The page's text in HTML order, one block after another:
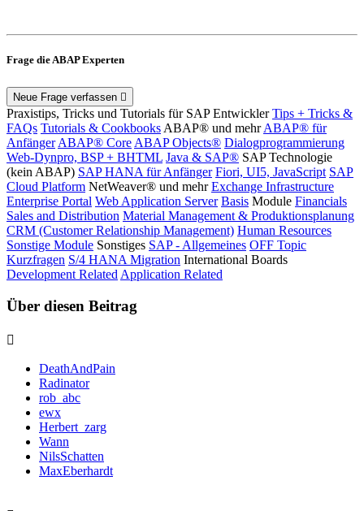
Frage die ABAP Experten
Neue Frage verfassen
Praxistips, Tricks und Tutorials für SAP Entwickler Tips + Tricks &
FAQs Tutorials & Cookbooks ABAP® und mehr ABAP® für
Anfänger ABAP® Core ABAP Objects® Dialogprogrammierung
Web-Dynpro, BSP + BHTML Java & SAP® SAP Technologie
(kein ABAP) SAP HANA für Anfänger Fiori, UI5, JavaScript SAP
Cloud Platform NetWeaver® und mehr Exchange Infrastructure
Enterprise Portal Web Application Server Basis Module Financials
Sales and Distribution Material Management & Produktionsplanung
CRM (Customer Relationship Management) Human Resources
Sonstige Module Sonstiges SAP - Allgemeines OFF Topic
Kurzfragen S/4 HANA Migration International Boards
Development Related Application Related
Über diesen Beitrag
DeathAndPain
Radinator
rob_abc
ewx
Herbert_zarg
Wann
NilsSchatten
MaxEberhardt